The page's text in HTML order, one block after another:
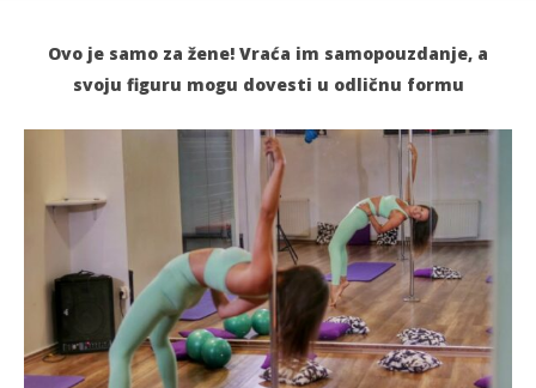
TRENUTNO OTVORENO
Ovo je samo za žene! Upoznajte Tinu!
Ovo je samo za žene! Vraća im samopouzdanje, a
svoju figuru mogu dovesti u odličnu formu